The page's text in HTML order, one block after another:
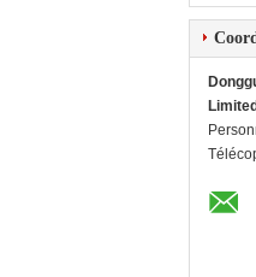
Limited